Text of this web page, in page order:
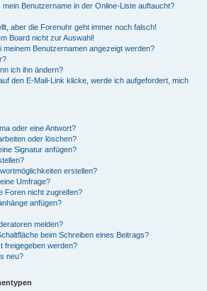
Benutzername in der Online-Liste auftaucht?
aber die Forenuhr geht immer noch falsch!
Board nicht zur Auswahl!
meinem Benutzernamen angezeigt werden?
ich ihn ändern?
den E-Mail-Link klicke, werde ich aufgefordert, mich
oder eine Antwort?
oder löschen?
Signatur anfügen?
erstellen?
Umfrage?
Foren nicht zugreifen?
anfügen?
melden?
beim Schreiben eines Beitrags?
freigegeben werden?
neu?